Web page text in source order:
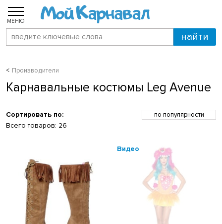
МЕНЮ
Производители
Карнавальные костюмы Leg Avenue
Сортировать по:
по популярности
по новинкам
по названию
Всего товаров: 26